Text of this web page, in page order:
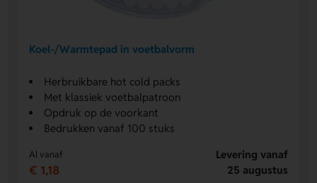
Koel-/Warmtepad in voetbalvorm
Herbruikbare hot cold packs
Met klassiek voetbalpatroon
Opdruk op de voorkant
Bedrukken vanaf 100 stuks
Al vanaf
€ 1,18
Levering vanaf
25 augustus